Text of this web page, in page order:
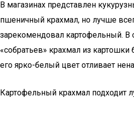
В магазинах представлен
пшеничный крахмал, но лучше
зарекомендовал картофельный. В
«собратьев» крахмал из картошки
его ярко-белый цвет отливает
Картофельный крахмал подходит